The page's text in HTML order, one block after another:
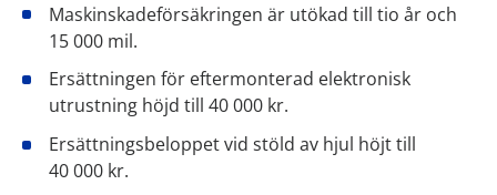
Maskinskadeförsäkringen är utökad till tio år och
15 000 mil.
Ersättningen för eftermonterad elektronisk
utrustning höjd till 40 000 kr.
Ersättningsbeloppet vid stöld av hjul höjt till
40 000 kr.